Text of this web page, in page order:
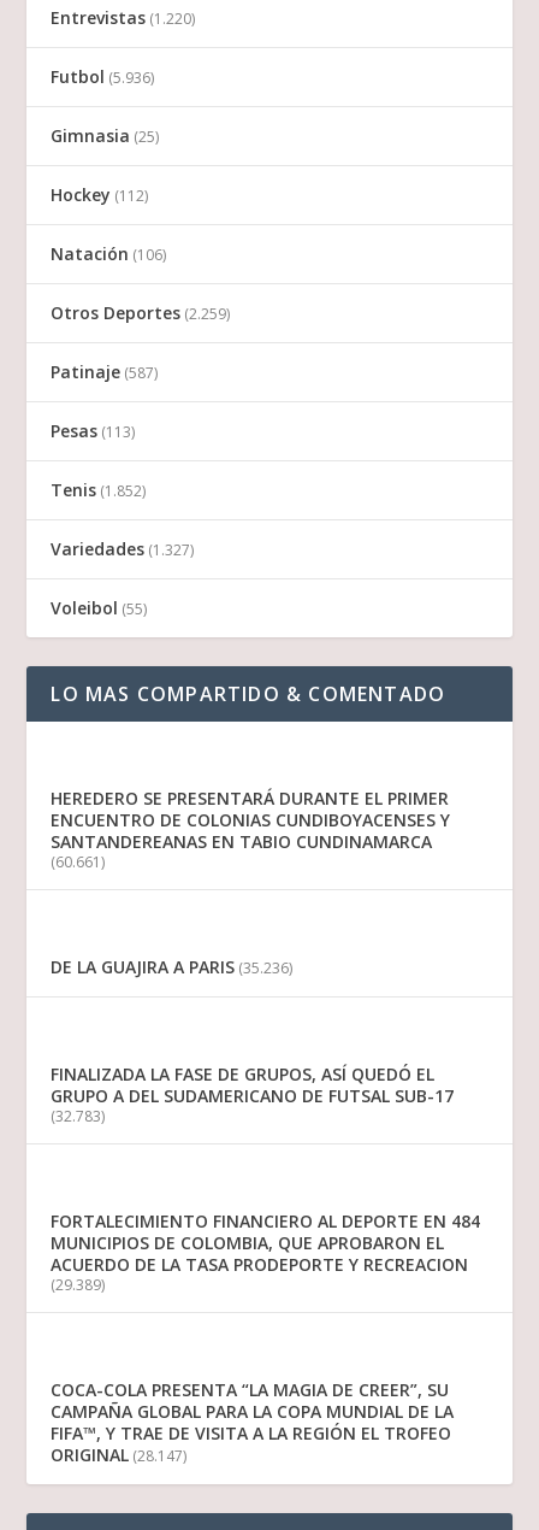
Entrevistas (1.220)
Futbol (5.936)
Gimnasia (25)
Hockey (112)
Natación (106)
Otros Deportes (2.259)
Patinaje (587)
Pesas (113)
Tenis (1.852)
Variedades (1.327)
Voleibol (55)
LO MAS COMPARTIDO & COMENTADO
HEREDERO SE PRESENTARÁ DURANTE EL PRIMER
ENCUENTRO DE COLONIAS CUNDIBOYACENSES Y
SANTANDEREANAS EN TABIO CUNDINAMARCA
(60.661)
DE LA GUAJIRA A PARIS (35.236)
FINALIZADA LA FASE DE GRUPOS, ASÍ QUEDÓ EL
GRUPO A DEL SUDAMERICANO DE FUTSAL SUB-17
(32.783)
FORTALECIMIENTO FINANCIERO AL DEPORTE EN 484
MUNICIPIOS DE COLOMBIA, QUE APROBARON EL
ACUERDO DE LA TASA PRODEPORTE Y RECREACION
(29.389)
COCA-COLA PRESENTA “LA MAGIA DE CREER”, SU
CAMPAÑA GLOBAL PARA LA COPA MUNDIAL DE LA
FIFA™, Y TRAE DE VISITA A LA REGIÓN EL TROFEO
ORIGINAL (28.147)